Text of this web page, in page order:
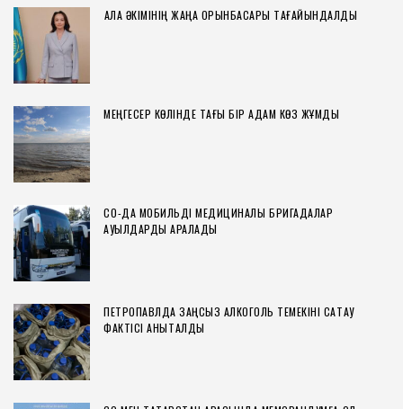
ҚАЛА ӘКІМІНІҢ ЖАҢА ОРЫНБАСАРЫ ТАҒАЙЫНДАЛДЫ
МЕҢГЕСЕР КӨЛІНДЕ ТАҒЫ БІР АДАМ КӨЗ ЖҰМДЫ
СҚО-ДА МОБИЛЬДІ МЕДИЦИНАЛЫҚ БРИГАДАЛАР
АУЫЛДАРДЫ АРАЛАДЫ
ПЕТРОПАВЛДА ЗАҢСЫЗ АЛКОГОЛЬ ТЕМЕКІНІ САҚТАУ
ФАКТІСІ АНЫҚТАЛДЫ